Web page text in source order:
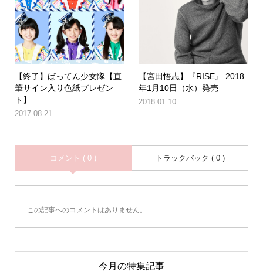
【終了】ばってん少女隊【直
筆サイン入り色紙プレゼン
ト】
2017.08.21
【宮田悟志】『RISE』 2018
年1月10日（水）発売
2018.01.10
コメント ( 0 ) トラックバック ( 0 )
この記事へのコメントはありません。
今月の特集記事